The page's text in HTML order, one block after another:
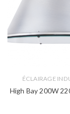
ÉCLAIRAGE
High Bay 200W